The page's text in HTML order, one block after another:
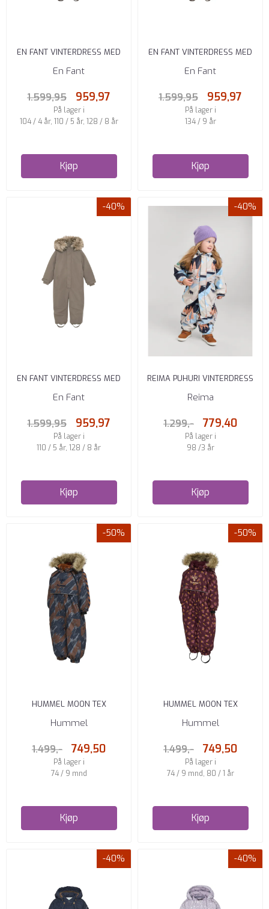
EN FANT VINTERDRESS MED
FUSKEPELS EBONY
En Fant
1.599,95 959,97
På lager i
104 / 4 år, 110 / 5 år, 128 / 8 år
Kjøp
EN FANT VINTERDRESS MED
FUSKEPELS ROSE TAUPE
En Fant
1.599,95 959,97
På lager i
134 / 9 år
Kjøp
-40%
EN FANT VINTERDRESS MED
FUSKEPELS FUNGI
En Fant
1.599,95 959,97
På lager i
110 / 5 år, 128 / 8 år
Kjøp
-40%
REIMA PUHURI VINTERDRESS
REIMATEC BEIGE
Reima
1.299,- 779,40
På lager i
98 /3 år
Kjøp
-50%
HUMMEL MOON TEX
VINTERDRESS BLACK IRIS
Hummel
1.499,- 749,50
På lager i
74 / 9 mnd
Kjøp
-50%
HUMMEL MOON TEX
VINTERDRESS WINDSOR WINE
Hummel
1.499,- 749,50
På lager i
74 / 9 mnd, 80 / 1 år
Kjøp
-40% -40%